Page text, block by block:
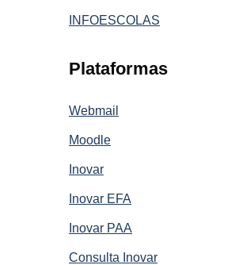
INFOESCOLAS
Plataformas
Webmail
Moodle
Inovar
Inovar EFA
Inovar PAA
Consulta Inovar